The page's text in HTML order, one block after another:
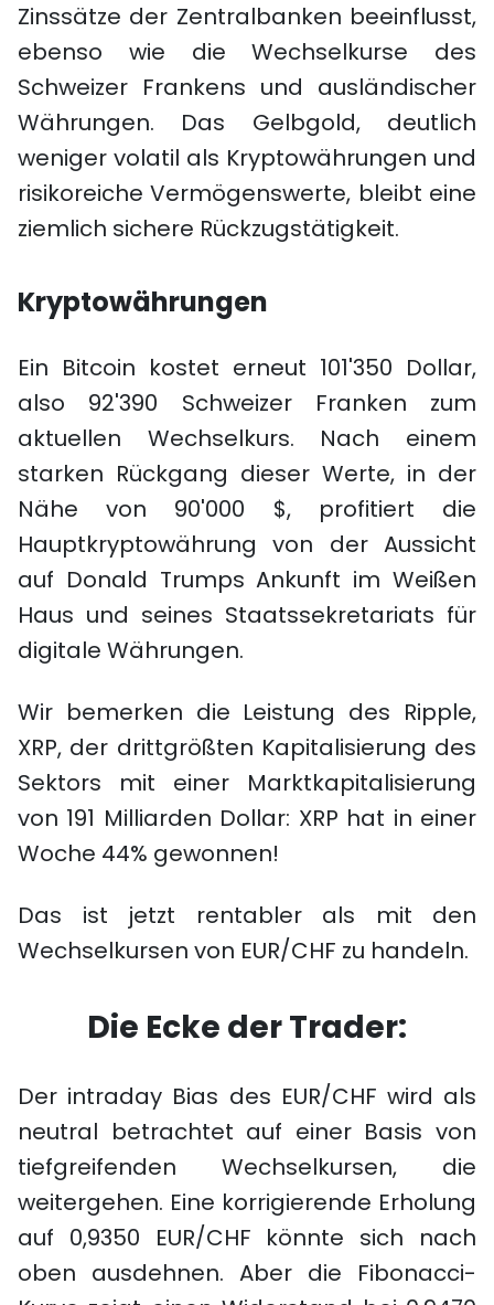
Zinssätze der Zentralbanken beeinflusst,
ebenso wie die Wechselkurse des
Schweizer Frankens und ausländischer
Währungen. Das Gelbgold, deutlich
weniger volatil als Kryptowährungen und
risikoreiche Vermögenswerte, bleibt eine
ziemlich sichere Rückzugstätigkeit.
Kryptowährungen
Ein Bitcoin kostet erneut 101'350 Dollar,
also 92'390 Schweizer Franken zum
aktuellen Wechselkurs. Nach einem
starken Rückgang dieser Werte, in der
Nähe von 90'000 $, profitiert die
Hauptkryptowährung von der Aussicht
auf Donald Trumps Ankunft im Weißen
Haus und seines Staatssekretariats für
digitale Währungen.
Wir bemerken die Leistung des Ripple,
XRP, der drittgrößten Kapitalisierung des
Sektors mit einer Marktkapitalisierung
von 191 Milliarden Dollar: XRP hat in einer
Woche 44% gewonnen!
Das ist jetzt rentabler als mit den
Wechselkursen von EUR/CHF zu handeln.
Die Ecke der Trader:
Der intraday Bias des EUR/CHF wird als
neutral betrachtet auf einer Basis von
tiefgreifenden Wechselkursen, die
weitergehen. Eine korrigierende Erholung
auf 0,9350 EUR/CHF könnte sich nach
oben ausdehnen. Aber die Fibonacci-